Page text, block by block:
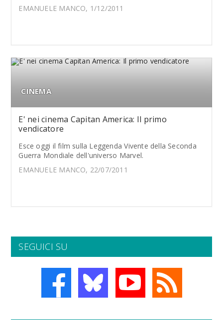
EMANUELE MANCO, 1/12/2011
CINEMA
E' nei cinema Capitan America: Il primo
vendicatore
Esce oggi il film sulla Leggenda Vivente della Seconda
Guerra Mondiale dell'universo Marvel.
EMANUELE MANCO, 22/07/2011
SEGUICI SU